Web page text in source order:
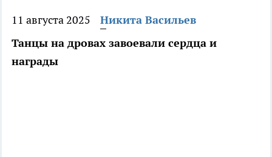
11 августа 2025
Никита Васильев
Танцы на дровах завоевали сердца и
награды